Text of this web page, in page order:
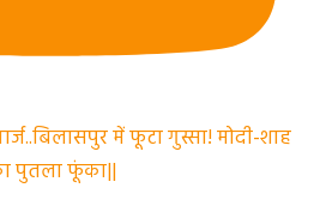
में फूटा गुस्सा! मोदी-शाह
पुतला फूंका||